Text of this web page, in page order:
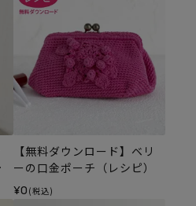
【無料ダウンロード】ベリ
ーの口金ポーチ（レシピ）
¥0 (税込)